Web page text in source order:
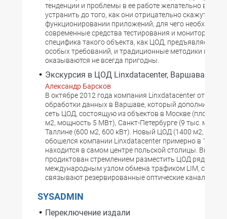
тенденции и проблемы в ее работе желательно
устранить до того, как они отрицательно скажутся на
функционировании приложений, для чего необходимы
современные средства тестирования и мониторинга.
специфика такого объекта, как ЦОД, предъявляет к
особых требований, и традиционные методики и
оказываются не всегда пригодны.
Экскурсия в ЦОД Linxdatacenter, Варшава
Александр Барсков
В октябре 2012 года компания Linxdatacenter открыла
обработки данных в Варшаве, который дополнил
сеть ЦОД, состоящую из объектов в Москве (площадь
м2, мощность 5 МВт), Санкт-Петербурге (9 тыс. м2, 12
Таллине (600 м2, 600 кВт). Новый ЦОД (1400 м2, 2,5
обошелся компании Linxdatacenter примерно в 10 млн
находится в самом центре польской столицы. Выбор
продиктован стремлением разместить ЦОД рядом с
международным узлом обмена трафиком LIM, с
связывают резервированные оптические каналы.
SYSADMIN
Переключение издали